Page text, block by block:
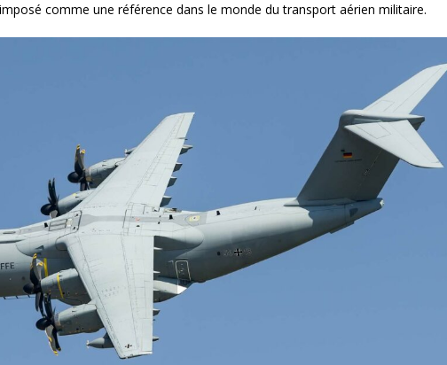
imposé comme une référence dans le monde du transport aérien militaire.